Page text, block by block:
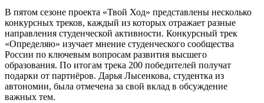
В пятом сезоне проекта «Твой Ход» представлены несколько
конкурсных треков, каждый из которых отражает разные
направления студенческой активности. Конкурсный трек
«Определяю» изучает мнение студенческого сообщества
России по ключевым вопросам развития высшего
образования. По итогам трека 200 победителей получат
подарки от партнёров. Дарья Лысенкова, студентка из
автономии, была отмечена за свой вклад в обсуждение
важных тем.